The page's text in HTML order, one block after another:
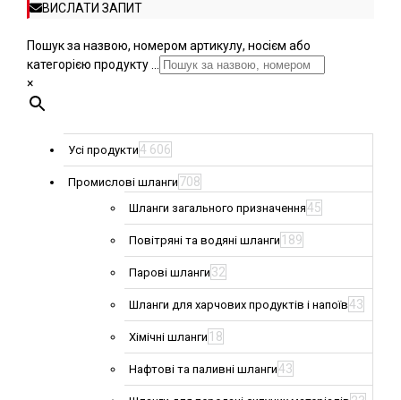
ВИСЛАТИ ЗАПИТ
Пошук за назвою, номером артикулу, носієм або
категорією продукту ...
×
Усі продукти4 606
Промислові шланги 708
Шланги загального призначення45
Повітряні та водяні шланги 189
Парові шланги 32
Шланги для харчових продуктів і напоїв43
Хімічні шланги 18
Нафтові та паливні шланги43